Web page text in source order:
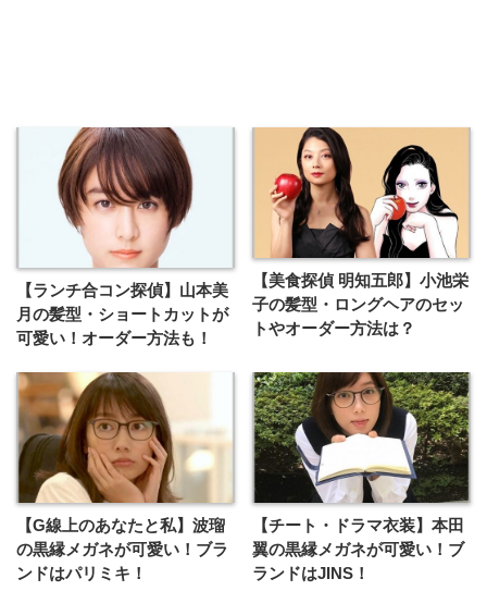
【ランチ合コン探偵】山本美
月の髪型・ショートカットが
可愛い！オーダー方法も！
【美食探偵 明知五郎】小池栄
子の髪型・ロングヘアのセッ
トやオーダー方法は？
【G線上のあなたと私】波瑠
の黒縁メガネが可愛い！ブラ
ンドはパリミキ！
【チート・ドラマ衣装】本田
翼の黒縁メガネが可愛い！ブ
ランドはJINS！